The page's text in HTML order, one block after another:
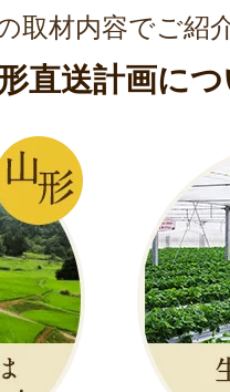
取材内容でご紹
直送計画に